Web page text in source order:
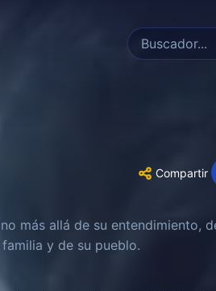
Compartir
más allá de su entendimiento,
y de su pueblo.